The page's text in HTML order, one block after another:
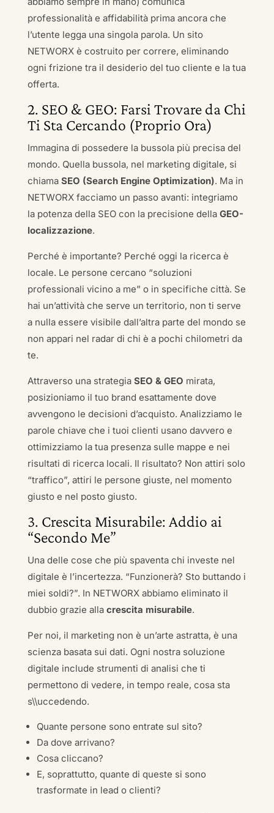
professionalità e affidabilità prima ancora che
l’utente legga una singola parola. Un sito
NETWORX è costruito per correre, eliminando
ogni frizione tra il desiderio del tuo cliente e la tua
offerta.
2. SEO & GEO: Farsi Trovare da Chi
Ti Sta Cercando (Proprio Ora)
Immagina di possedere la bussola più precisa del
mondo. Quella bussola, nel marketing digitale, si
chiama SEO (Search Engine Optimization). Ma in
NETWORX facciamo un passo avanti: integriamo
la potenza della SEO con la precisione della GEO-
localizzazione.
Perché è importante? Perché oggi la ricerca è
locale. Le persone cercano “soluzioni
professionali vicino a me” o in specifiche città. Se
hai un’attività che serve un territorio, non ti serve
a nulla essere visibile dall’altra parte del mondo se
non appari nel radar di chi è a pochi chilometri da
te.
Attraverso una strategia SEO & GEO mirata,
posizioniamo il tuo brand esattamente dove
avvengono le decisioni d’acquisto. Analizziamo le
parole chiave che i tuoi clienti usano davvero e
ottimizziamo la tua presenza sulle mappe e nei
risultati di ricerca locali. Il risultato? Non attiri solo
“traffico”, attiri le persone giuste, nel momento
giusto e nel posto giusto.
3. Crescita Misurabile: Addio ai
“Secondo Me”
Una delle cose che più spaventa chi investe nel
digitale è l’incertezza. “Funzionerà? Sto buttando i
miei soldi?”. In NETWORX abbiamo eliminato il
dubbio grazie alla crescita misurabile.
Per noi, il marketing non è un’arte astratta, è una
scienza basata sui dati. Ogni nostra soluzione
digitale include strumenti di analisi che ti
permettono di vedere, in tempo reale, cosa sta
s\\uccedendo.
Quante persone sono entrate sul sito?
Da dove arrivano?
Cosa cliccano?
E, soprattutto, quante di queste si sono
trasformate in lead o clienti?